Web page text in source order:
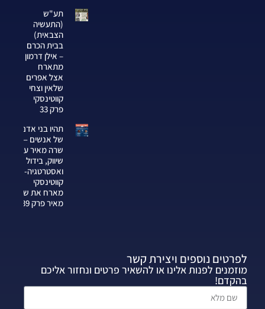
תע"ש
(התעשיה
הצבאית)
בבית הכרם
– אילן דרמון
מתארח
אצל אפרים
שלאין וצחי
קווטינסקי
פרק 33
תהיו בני אדם
של אנשים —
שרה מאיר על
שיווק, בידול
ואסטרטגיה-צחי
קווטינסקי
מארח את שרה
מאיר פרק 339
לפרטים נוספים ויצירת קשר
מוזמנים לפנות אלינו או להשאיר פרטים ונחזור אליכם
בהקדם!